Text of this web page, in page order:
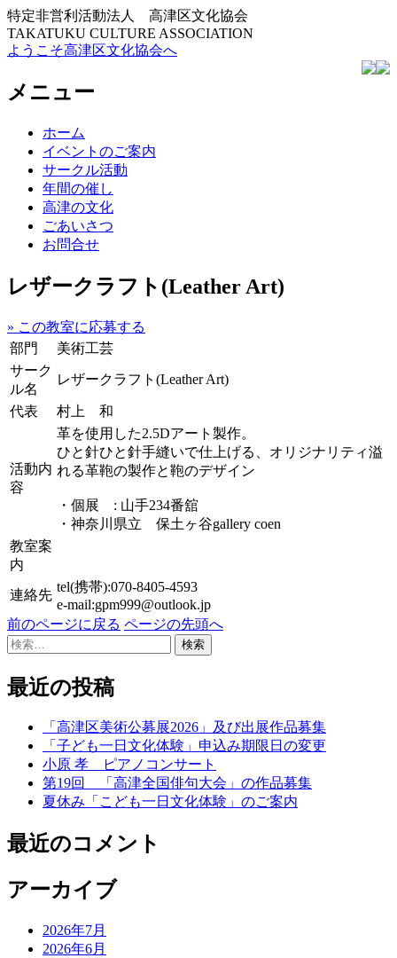
特定非営利活動法人 高津区文化協会
TAKATUKU CULTURE ASSOCIATION
ようこそ高津区文化協会へ
メニュー
ッ
プ
ホーム
イベントのご案内
サークル活動
年間の催し
高津の文化
ごあいさつ
お問合せ
レザークラフト(Leather Art)
» この教室に応募する
部門
美術工芸
サーク
ル名
レザークラフト(Leather Art)
代表 村上 和
活動内
容
革を使用した2.5Dアート製作。
ひと針ひと針手縫いで仕上げる、オリジナリティ溢
れる革鞄の製作と鞄のデザイン
・個展 : 山手234番舘
・神奈川県立 保土ヶ谷gallery coen
教室案
内
連絡先
tel(携帯):070-8405-4593
e-mail:gpm999@outlook.jp
前のページに戻る ページの先頭へ
検
最近の投稿
「高津区美術公募展2026」及び出展作品募集
「子ども一日文化体験」申込み期限日の変更
小原 孝 ピアノコンサート
第19回 「高津全国俳句大会」の作品募集
夏休み「こども一日文化体験」のご案内
最近のコメント
アーカイブ
2026年7月
2026年6月